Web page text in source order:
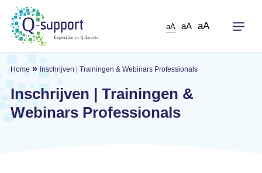
Skip
main
content
aA aA aA
Home » Inschrijven | Trainingen & Webinars Professionals
Inschrijven | Trainingen &
Webinars Professionals